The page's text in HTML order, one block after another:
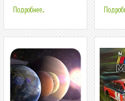
Подробнее...